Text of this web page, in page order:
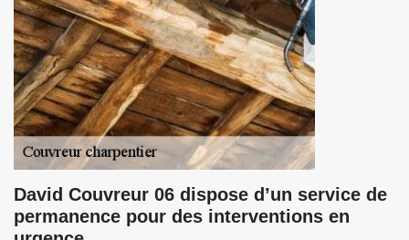
David Couvreur 06 dispose d’un service de
permanence pour des interventions en